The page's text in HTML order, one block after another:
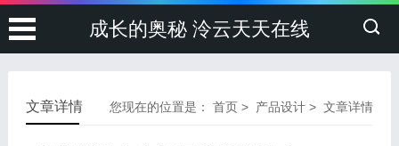
成长的奥秘 泠云天天在线
您现在的位置是：首页 > 产品设计 > 文章详情
文章详情